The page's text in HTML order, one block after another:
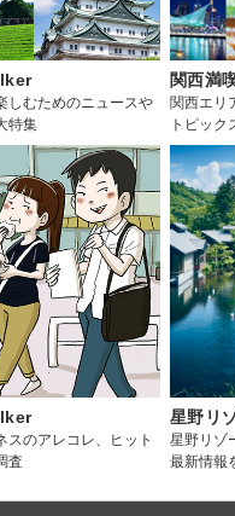
しむためのニュースや
特集
関西満
関西エリ
トピック
スのアレコレ、ヒット
査
星野リ
星野リゾ
最新情報